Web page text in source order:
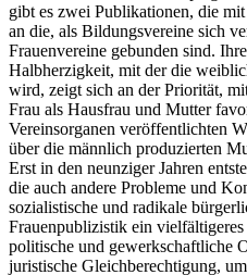
gibt es zwei Publikationen, die
an die, als Bildungsvereine sich
Frauenvereine gebunden sind.
Halbherzigkeit, mit der die
wird, zeigt sich an der Priorität,
Frau als Hausfrau und Mutter
Vereinsorganen veröffentlichten
über die männlich produzierten
Erst in den neunziger Jahren
die auch andere Probleme und
sozialistische und radikale
Frauenpublizistik ein
politische und gewerkschaftliche
juristische Gleichberechtigung,